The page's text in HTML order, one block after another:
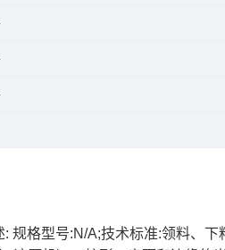
: 规格型号:N/A;技术标准:领料、